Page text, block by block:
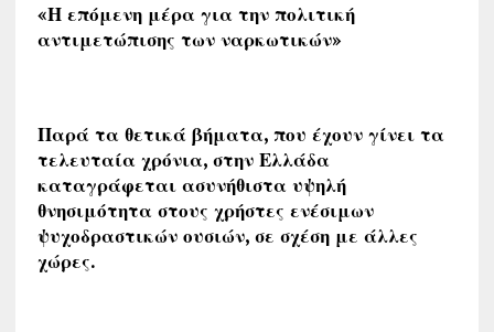
«Η επόμενη μέρα για την πολιτική
αντιμετώπισης των ναρκωτικών»
Παρά τα θετικά βήματα, που έχουν γίνει τα
τελευταία χρόνια, στην Ελλάδα
καταγράφεται ασυνήθιστα υψηλή
θνησιμότητα στους χρήστες ενέσιμων
ψυχοδραστικών ουσιών, σε σχέση με άλλες
χώρες.